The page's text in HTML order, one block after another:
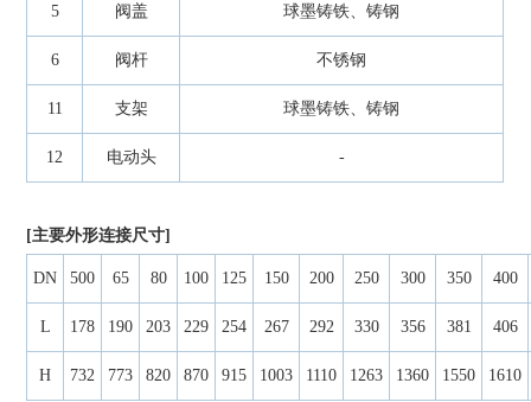
5 阀盖 球墨铸铁、铸钢
6 阀杆 不锈钢
11 支架 球墨铸铁、铸钢
12 电动头 -
[主要外形连接尺寸]
DN 500 65 80 100 125 150 200 250 300 350 400
L 178 190 203 229 254 267 292 330 356 381 406
H 732 773 820 870 915 1003 1110 1263 1360 1550 1610